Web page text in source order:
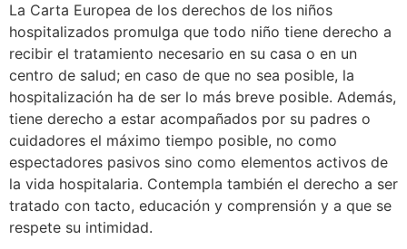
La Carta Europea de los derechos de los niños
hospitalizados promulga que todo niño tiene derecho a
recibir el tratamiento necesario en su casa o en un
centro de salud; en caso de que no sea posible, la
hospitalización ha de ser lo más breve posible. Además,
tiene derecho a estar acompañados por su padres o
cuidadores el máximo tiempo posible, no como
espectadores pasivos sino como elementos activos de
la vida hospitalaria. Contempla también el derecho a ser
tratado con tacto, educación y comprensión y a que se
respete su intimidad.